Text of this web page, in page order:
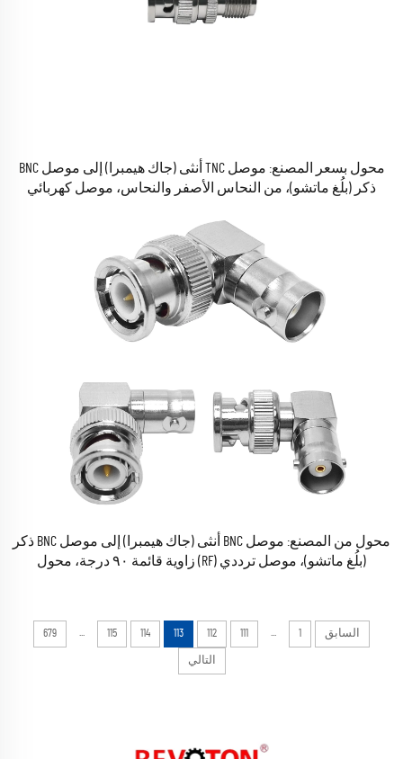
محول بسعر المصنع: موصل TNC أنثى (جاك هيمبرا) إلى موصل BNC
ذكر (بلُغ ماتشو)، من النحاس الأصفر والنحاس، موصل كهربائي
محول من المصنع: موصل BNC أنثى (جاك هيمبرا) إلى موصل BNC ذكر
(بلُغ ماتشو)، موصل ترددي (RF) زاوية قائمة ٩٠ درجة، محول
السابق 1
...
111
112
113
114
115
...
679
التالي